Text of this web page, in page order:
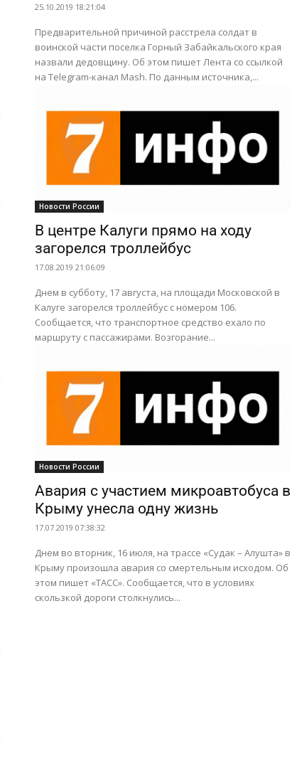
25.10.2019 18:21:04
Предварительной причиной расстрела солдат в
воинской части поселка Горный Забайкальского края
назвали дедовщину. Об этом пишет Лента со ссылкой
на Telegram-канал Mash. По данным источника,...
Новости России
В центре Калуги прямо на ходу
загорелся троллейбус
17.08.2019 21:06:09
Днем в субботу, 17 августа, на площади Московской в
Калуге загорелся троллейбус с номером 106.
Сообщается, что транспортное средство ехало по
маршруту с пассажирами. Возгорание...
Новости России
Авария с участием микроавтобуса в
Крыму унесла одну жизнь
17.07.2019 07:38:32
Днем во вторник, 16 июля, на трассе «Судак – Алушта» в
Крыму произошла авария со смертельным исходом. Об
этом пишет «ТАСС». Сообщается, что в условиях
скользкой дороги столкнулись...